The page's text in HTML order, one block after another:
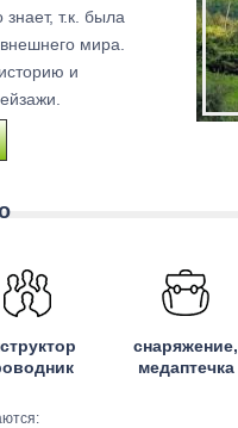
т.к. была
мира.
и
снаряжение,
медаптечка